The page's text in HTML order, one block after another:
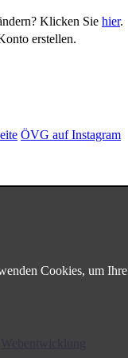
Cookies, um
Klicken Sie hier.
erstellen.
ÖVG auf Instagram